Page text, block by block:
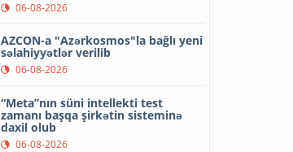
06-08-2026
AZCON-a "Azərkosmos"la bağlı yeni
səlahiyyətlər verilib
06-08-2026
“Meta”nın süni intellekti test
zamanı başqa şirkətin sisteminə
daxil olub
06-08-2026